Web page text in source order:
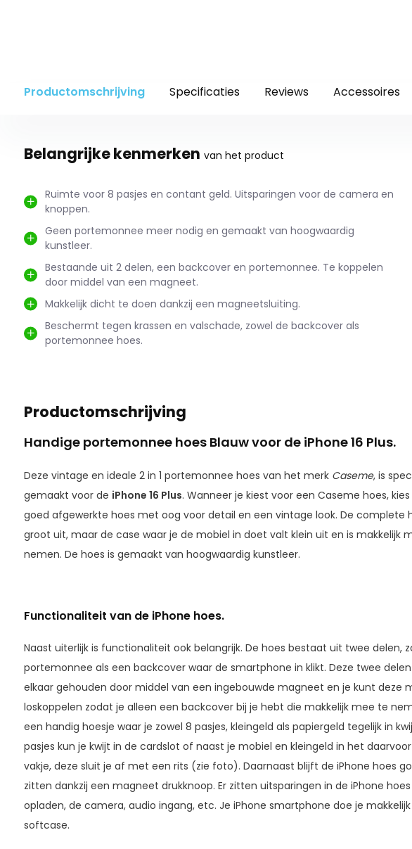
Productomschrijving Specificaties Reviews Accessoires
Belangrijke kenmerken van het product
Ruimte voor 8 pasjes en contant geld. Uitsparingen voor de camera en
knoppen.
Geen portemonnee meer nodig en gemaakt van hoogwaardig
kunstleer.
Bestaande uit 2 delen, een backcover en portemonnee. Te koppelen
door middel van een magneet.
Makkelijk dicht te doen dankzij een magneetsluiting.
Beschermt tegen krassen en valschade, zowel de backcover als
portemonnee hoes.
Productomschrijving
Handige portemonnee hoes Blauw voor de iPhone 16 Plus.
Deze vintage en ideale 2 in 1 portemonnee hoes van het merk Caseme, is
gemaakt voor de iPhone 16 Plus. Wanneer je kiest voor een Caseme hoes,
goed afgewerkte hoes met oog voor detail en een vintage look. De complete
groot uit, maar de case waar je de mobiel in doet valt klein uit en is makkelijk
nemen. De hoes is gemaakt van hoogwaardig kunstleer.
Functionaliteit van de iPhone hoes.
Naast uiterlijk is functionaliteit ook belangrijk. De hoes bestaat uit twee delen,
portemonnee als een backcover waar de smartphone in klikt. Deze twee
elkaar gehouden door middel van een ingebouwde magneet en je kunt deze
loskoppelen zodat je alleen een backcover bij je hebt die makkelijk mee te
een handig hoesje waar je zowel 8 pasjes, kleingeld als papiergeld tegelijk in
pasjes kun je kwijt in de cardslot of naast je mobiel en kleingeld in het
vakje, deze sluit je af met een rits (zie foto). Daarnaast blijft de iPhone hoes
zitten dankzij een magneet drukknoop. Er zitten uitsparingen in de iPhone
opladen, de camera, audio ingang, etc. Je iPhone smartphone doe je
softcase.